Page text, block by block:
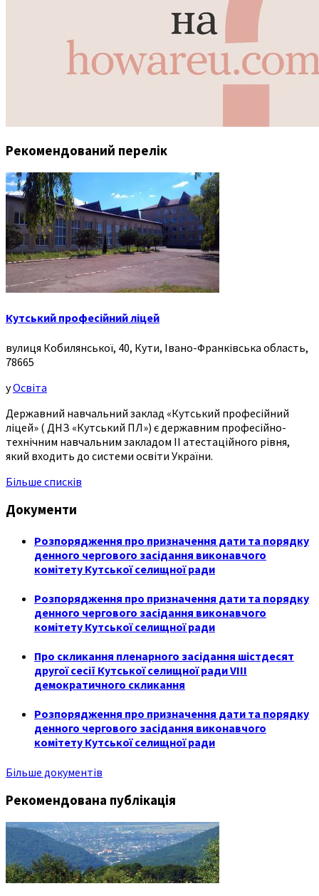
Рекомендований перелік
Кутський професійний ліцей
вулиця Кобилянської, 40, Кути, Івано-Франківська область,
78665
уОсвіта
Державний навчальний заклад «Кутський професійний
ліцей» ( ДНЗ «Кутський ПЛ») є державним професійно-
технічним навчальним закладом ІІ атестаційного рівня,
який входить до системи освіти України.
Більше списків
Документи
Розпорядження про призначення дати та порядку
денного чергового засідання виконавчого
комітету Кутської селищної ради
Розпорядження про призначення дати та порядку
денного чергового засідання виконавчого
комітету Кутської селищної ради
Про скликання пленарного засідання шістдесят
другої сесії Кутської селищної ради VIII
демократичного скликання
Розпорядження про призначення дати та порядку
денного чергового засідання виконавчого
комітету Кутської селищної ради
Більше документів
Рекомендована публікація